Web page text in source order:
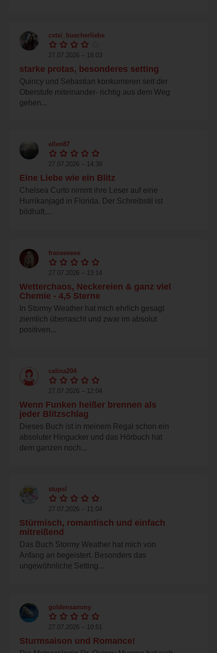
cxtxi_buecherliebe
27.07.2026 – 18:03
starke protas, besonderes setting
Quincy und Sebastian konkurrieren seit der
Oberstufe miteinander- richtig aus dem Weg
gehen...
ellen87
27.07.2026 – 14:38
Eine Liebe wie ein Blitz
Chelsea Curto nimmt ihre Leser auf eine
Hurrikanjagd in Florida. Der Schreibstil ist
bildhaft,...
franeeeeee
27.07.2026 – 13:14
Wetterchaos, Neckereien & ganz viel
Chemie - 4,5 Sterne
In Stormy Weather hat mich ehrlich gesagt
ziemlich überrascht und zwar im absolut
positiven...
celina204
27.07.2026 – 12:04
Wenn Funken heißer brennen als
jeder Blitzschlag
Dieses Buch ist in meinem Regal schon ein
absoluter Hingucker und das Hörbuch hat
dem ganzen noch...
stupsl
27.07.2026 – 11:04
Stürmisch, romantisch und einfach
mitreißend
Das Buch Stormy Weather hat mich von
Anfang an begeistert. Besonders das
ungewöhnliche Setting...
goldensammy
27.07.2026 – 10:51
Sturmsaison und Romance!